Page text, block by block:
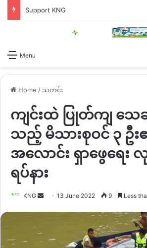
Support KNG
Menu
Home / သတင်း
ကျင်းထဲ ပြုတ်ကျ သေ
သည့် မိသားစုဝင် ၃ ဦ
အလောင်း ရှာဖွေရေး လု
ရပ်နား
KNG
Send13 June 2022 9 Less